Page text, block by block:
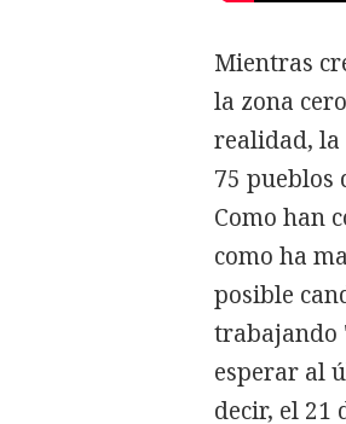
Mientras
la zona
realidad,
75 pueblos
Como han
como ha
posible
trabajando
esperar al
decir, el 21